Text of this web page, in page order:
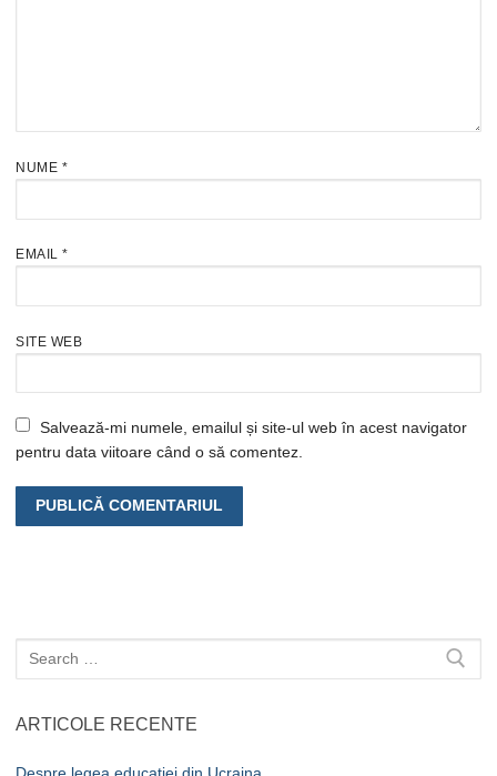
NUME *
EMAIL *
SITE WEB
Salvează-mi numele, emailul și site-ul web în acest navigator
pentru data viitoare când o să comentez.
Caută
după:
ARTICOLE RECENTE
Despre legea educației din Ucraina